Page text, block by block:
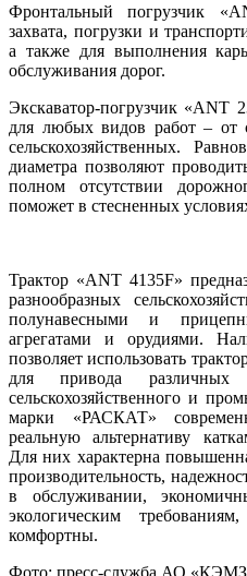
Фронтальный погрузчик
захвата, погрузки и
а также для выполнения
обслуживания дорог.
Экскаватор-погрузчик «ANT
для любых видов работ – от
сельскохозяйственных.
диаметра позволяют
полном отсутствии
поможет в стесненных
Трактор «ANT 4135F»
разнообразных
полунавесными и
агрегатами и орудиями.
позволяет использовать
для привода различных
сельскохозяйственного и
марки «РАСКАТ»
реальную альтернативу
Для них характерна
производительность,
в обслуживании,
экологическим
комфортны.
Фото: пресс-служба АО